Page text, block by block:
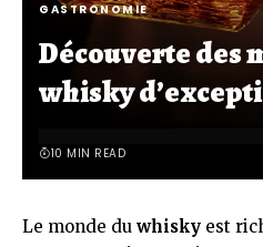
GASTRONOMIE
Découverte des
whisky
10 MIN READ
Le monde du whisky est